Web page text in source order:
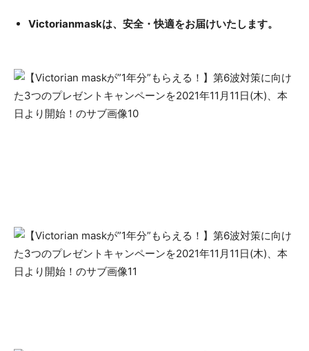
Victorianmaskは、安全・快適をお届けいたします。